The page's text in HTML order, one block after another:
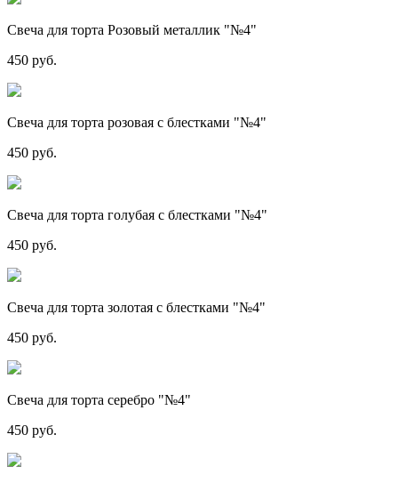
Свеча для торта Розовый металлик "№4"
450 руб.
Свеча для торта розовая с блестками "№4"
450 руб.
Свеча для торта голубая с блестками "№4"
450 руб.
Свеча для торта золотая с блестками "№4"
450 руб.
Свеча для торта серебро "№4"
450 руб.